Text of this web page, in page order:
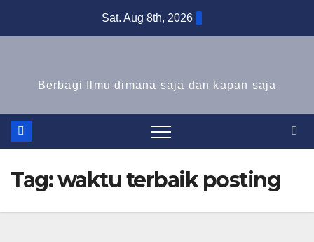
Sat. Aug 8th, 2026
Berbagi Ilmu dimana saja dan kapan saja
Tag:waktu terbaik posting